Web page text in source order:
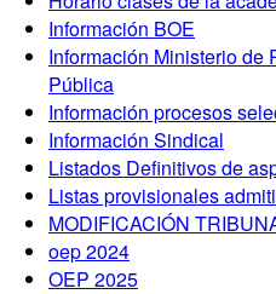
Información BOE
Información Ministerio de
Pública
Información procesos
Información Sindical
Listados Definitivos de
Listas provisionales
MODIFICACIÓN
oep 2024
OEP 2025